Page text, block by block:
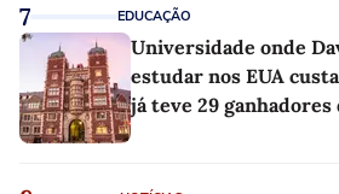
7 EDUCAÇÃO
Universidade onde
estudar nos EUA
já teve 29